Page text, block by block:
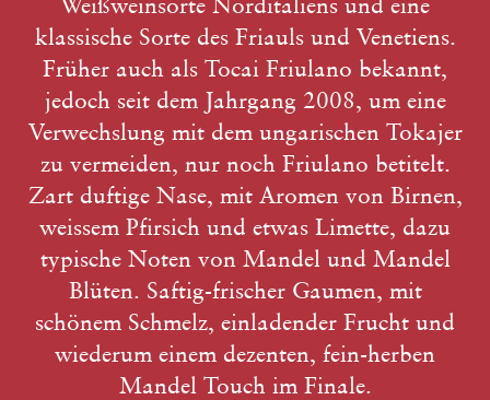
klassische Sorte des Friauls und Venetiens.
Früher auch als Tocai Friulano bekannt,
jedoch seit dem Jahrgang 2008, um eine
Verwechslung mit dem ungarischen Tokajer
zu vermeiden, nur noch Friulano betitelt.
Zart duftige Nase, mit Aromen von Birnen,
weissem Pfirsich und etwas Limette, dazu
typische Noten von Mandel und Mandel
Blüten. Saftig-frischer Gaumen, mit
schönem Schmelz, einladender Frucht und
wiederum einem dezenten, fein-herben
Mandel Touch im Finale.